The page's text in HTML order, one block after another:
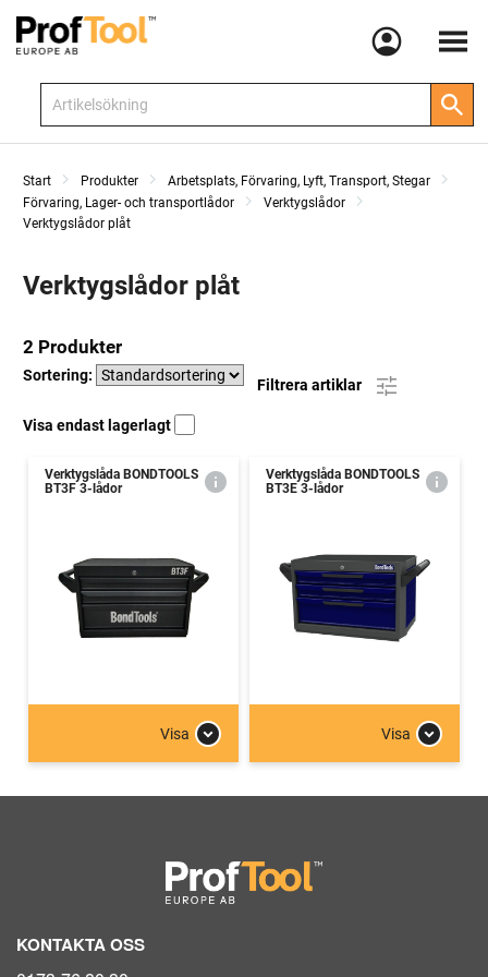
Meny
Start Produkter
Arbetsplats, Förvaring, Lyft, Transport, Stegar
Förvaring, Lager- och transportlådor
Verktygslådor
Verktygslådor plåt
Verktygslådor plåt
2 Produkter
Sortering:
Filtrera artiklar
Visa endast lagerlagt
Verktygslåda BONDTOOLS
BT3F 3-lådor
Visa
Verktygslåda BONDTOOLS
BT3E 3-lådor
Visa
KONTAKTA OSS